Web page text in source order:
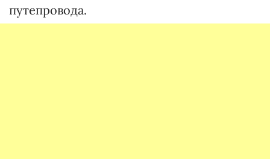
путепровода.